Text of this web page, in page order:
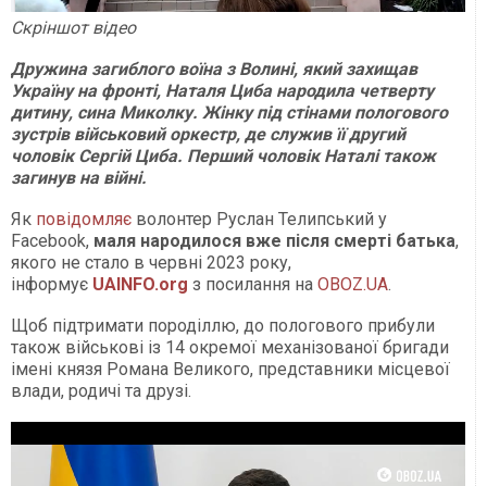
Скріншот відео
Дружина загиблого воїна з Волині, який захищав
Україну на фронті, Наталя Циба народила четверту
дитину, сина Миколку. Жінку під стінами пологового
зустрів військовий оркестр, де служив її другий
чоловік Сергій Циба. Перший чоловік Наталі також
загинув на війні.
Як повідомляє волонтер Руслан Телипський у
Facebook, маля народилося вже після смерті батька,
якого не стало в червні 2023 року,
інформує UAINFO.org з посилання на OBOZ.UA.
Щоб підтримати породіллю, до пологового прибули
також військові із 14 окремої механізованої бригади
імені князя Романа Великого, представники місцевої
влади, родичі та друзі.